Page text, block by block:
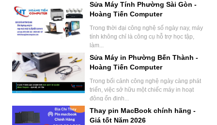
Sửa Máy Tính Phường Sài Gòn -
Hoàng Tiến Computer
Trong thời đại công nghệ số ngày nay, máy
tính không chỉ là công cụ hỗ trợ học tập,
làm...
Sửa Máy in Phường Bến Thành -
Hoàng Tiến Computer
Trong bối cảnh công nghệ ngày càng phát
triển, việc sở hữu một chiếc máy in hoạt
động ổn định...
Thay pin MacBook chính hãng -
Giá tốt Năm 2026